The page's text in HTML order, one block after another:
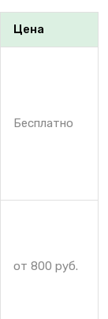
Цена
Бесплатно
от 800 руб.